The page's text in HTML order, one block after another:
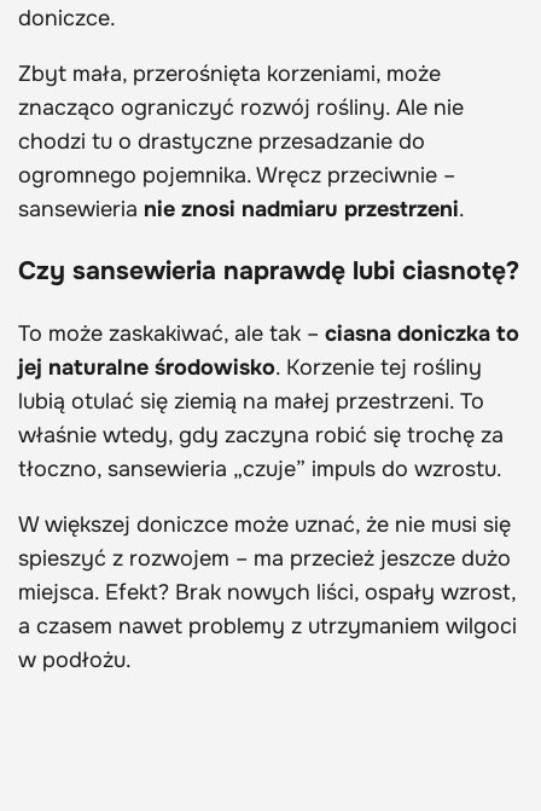
doniczce.
Zbyt mała, przerośnięta korzeniami, może
znacząco ograniczyć rozwój rośliny. Ale nie
chodzi tu o drastyczne przesadzanie do
ogromnego pojemnika. Wręcz przeciwnie –
sansewieria nie znosi nadmiaru przestrzeni.
Czy sansewieria naprawdę lubi ciasnotę?
To może zaskakiwać, ale tak – ciasna doniczka to
jej naturalne środowisko. Korzenie tej rośliny
lubią otulać się ziemią na małej przestrzeni. To
właśnie wtedy, gdy zaczyna robić się trochę za
tłoczno, sansewieria „czuje” impuls do wzrostu.
W większej doniczce może uznać, że nie musi się
spieszyć z rozwojem – ma przecież jeszcze dużo
miejsca. Efekt? Brak nowych liści, ospały wzrost,
a czasem nawet problemy z utrzymaniem wilgoci
w podłożu.